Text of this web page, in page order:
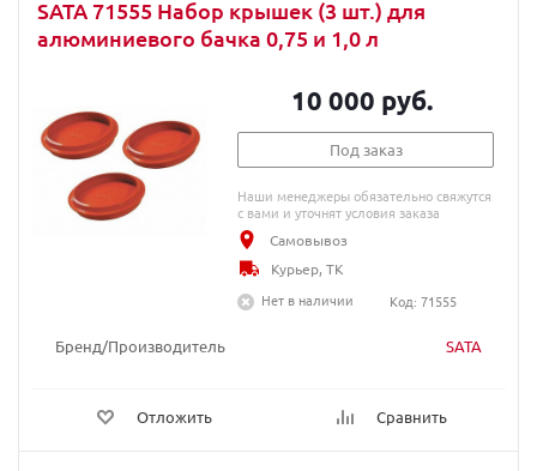
SATA 71555 Набор крышек (3 шт.) для
алюминиевого бачка 0,75 и 1,0 л
Бренд/Производитель SATA
Отложить Сравнить
10 000 руб.
Под заказ
Наши менеджеры обязательно свяжутся
с вами и уточнят условия заказа
Самовывоз
Курьер, ТК
Нет в наличии
Код: 71555